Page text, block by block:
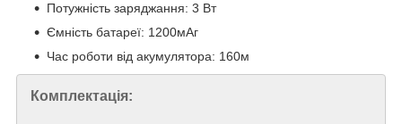
Потужність заряджання: 3 Вт
Ємність батареї: 1200мАг
Час роботи від акумулятора: 160м
Комплектація: